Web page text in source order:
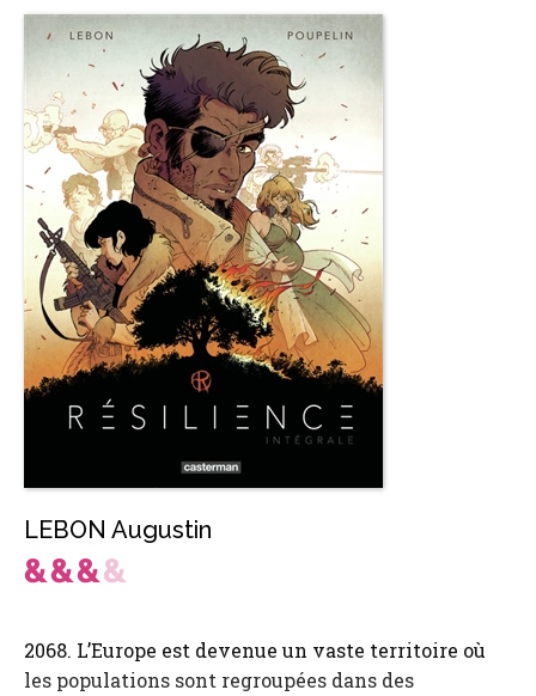
LEBON Augustin
2068. L’Europe est devenue un vaste territoire où
les populations sont regroupées dans des